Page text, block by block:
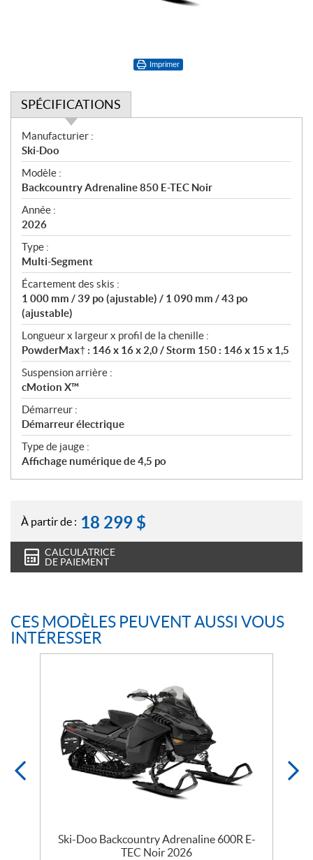
Imprimer
SPÉCIFICATIONS
S
p
é
c
i
f
i
c
a
t
i
o
n
s
Manufacturier :
Ski-Doo
Modèle :
Backcountry Adrenaline 850 E-TEC Noir
Année :
2026
Type :
Multi-Segment
Écartement des skis :
1 000 mm / 39 po (ajustable) / 1 090 mm / 43 po
(ajustable)
Longueur x largeur x profil de la chenille :
PowderMax† : 146 x 16 x 2,0 / Storm 150 : 146 x 15 x 1,5
Suspension arrière :
cMotion X™
Démarreur :
Démarreur électrique
Type de jauge :
Affichage numérique de 4,5 po
À partir de : 18 299 $
CALCULATRICE
DE PAIEMENT
CES MODÈLES PEUVENT AUSSI VOUS
INTÉRESSER
Ski-Doo Backcountry Adrenaline 600R E-
TEC Noir 2026